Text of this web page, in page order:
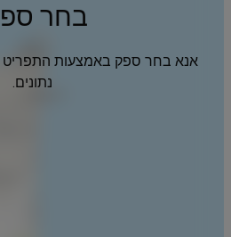
בחר
אנא בחר ספק באמצעות התפריט
נתונים.